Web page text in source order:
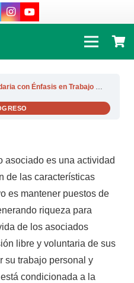
Curso Básico de Economía Solidaria con Énfasis en Trabajo Asociado
asociado es una actividad
de las características
es mantener puestos de
riqueza para
de los asociados
libre y voluntaria de sus
su trabajo personal y
condicionada a la